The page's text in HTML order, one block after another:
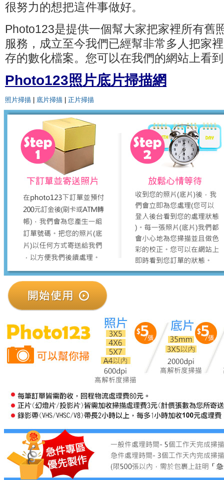
很努力的想把這件事做好。
Photo123是提供一個幫大家把家裡所有舊
服務，成立至今我們已經幫非常多人把家
存的數化檔案。您可以在我們的網站上看
Photo123照片底片掃描網
照片掃描 底片掃描 正片掃描